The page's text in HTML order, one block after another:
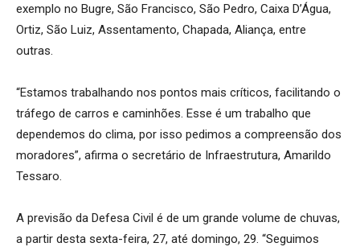
exemplo no Bugre, São Francisco, São Pedro, Caixa D’Água,
Ortiz, São Luiz, Assentamento, Chapada, Aliança, entre
outras.
“Estamos trabalhando nos pontos mais críticos, facilitando o
tráfego de carros e caminhões. Esse é um trabalho que
dependemos do clima, por isso pedimos a compreensão dos
moradores”, afirma o secretário de Infraestrutura, Amarildo
Tessaro.
A previsão da Defesa Civil é de um grande volume de chuvas,
a partir desta sexta-feira, 27, até domingo, 29. “Seguimos